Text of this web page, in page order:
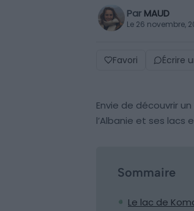
Par MAUD
Le 26 novembre,
Favori Écrire
Envie de découvrir
l’Albanie et ses lacs
Sommaire
Le lac de